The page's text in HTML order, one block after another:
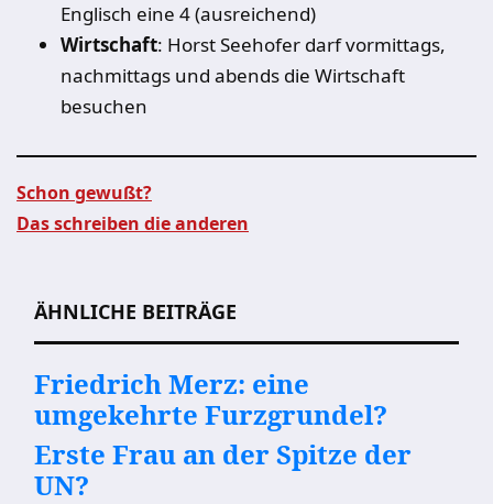
Englisch eine 4 (ausreichend)
Wirtschaft: Horst Seehofer darf vormittags,
nachmittags und abends die Wirtschaft
besuchen
Schon gewußt?
Das schreiben die anderen
ÄHNLICHE BEITRÄGE
Friedrich Merz: eine
umgekehrte Furzgrundel?
Erste Frau an der Spitze der
UN?